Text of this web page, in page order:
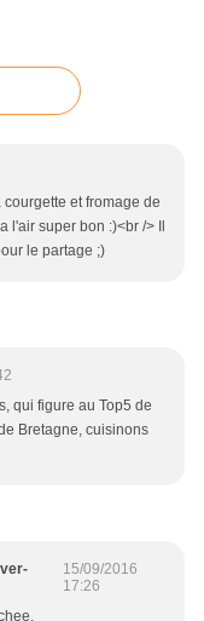
courgette et fromage de
l'air super bon :)<br /> Il
le partage ;)
qui figure au Top5 de
Bretagne, cuisinons
15/09/2016
17:26